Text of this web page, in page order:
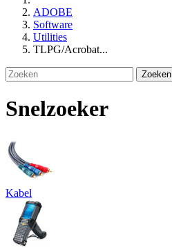
ADOBE
Software
Utilities
TLPG/Acrobat...
Zoeken
Snelzoeker
Kabel